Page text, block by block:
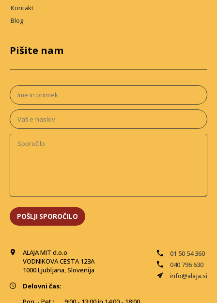
ALAJA MIT d.o.o
VODNIKOVA CESTA 123A
1000 Ljubljana, Slovenija
01 50 54 360
040 796 630
info@alaja.si
Delovni čas:
Kontakt
Blog
Pišite nam